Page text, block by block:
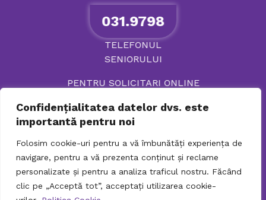
Confidențialitatea datelor dvs. este
importantă pentru noi
Folosim cookie-uri pentru a vă îmbunătăți experiența de
navigare, pentru a vă prezenta conținut și reclame
personalizate și pentru a analiza traficul nostru. Făcând
clic pe „Acceptă tot”, acceptați utilizarea cookie-
031.9798
TELEFONUL
SENIORULUI
PENTRU SOLICITARI ONLINE